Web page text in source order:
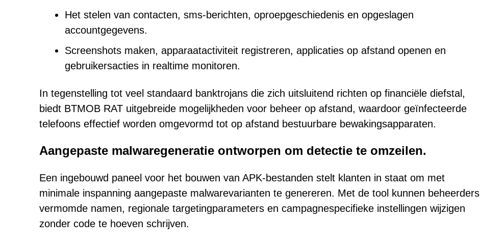
Het stelen van contacten, sms-berichten, oproepgeschiedenis en opgeslagen
accountgegevens.
Screenshots maken, apparaatactiviteit registreren, applicaties op afstand openen en
gebruikersacties in realtime monitoren.
In tegenstelling tot veel standaard banktrojans die zich uitsluitend richten op financiële diefstal,
biedt BTMOB RAT uitgebreide mogelijkheden voor beheer op afstand, waardoor geïnfecteerde
telefoons effectief worden omgevormd tot op afstand bestuurbare bewakingsapparaten.
Aangepaste malwaregeneratie ontworpen om detectie te omzeilen.
Een ingebouwd paneel voor het bouwen van APK-bestanden stelt klanten in staat om met
minimale inspanning aangepaste malwarevarianten te genereren. Met de tool kunnen beheerders
vermomde namen, regionale targetingparameters en campagnespecifieke instellingen wijzigen
zonder code te hoeven schrijven.